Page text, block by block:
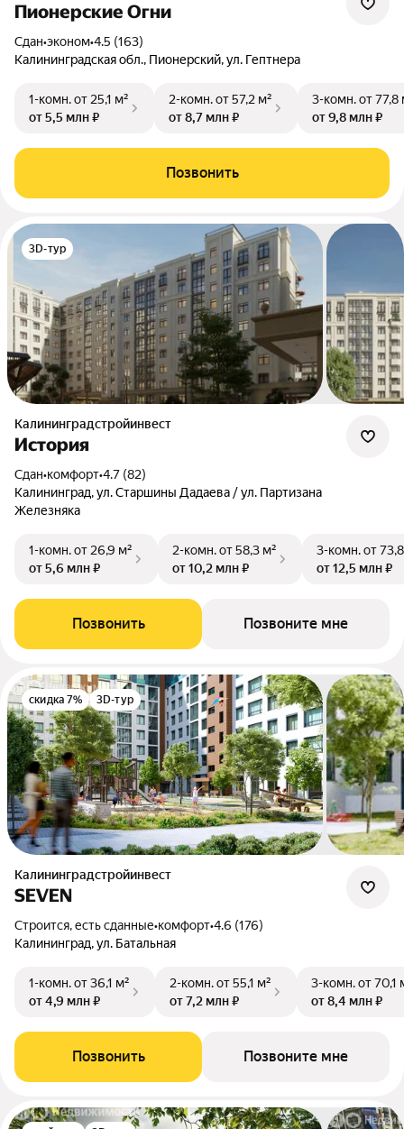
Пионерские Огни
Сдан•эконом•4.5 (163)
Калининградская обл., Пионерский, ул. Гептнера
1-комн.от 25,1 м²
от 5,5 млн ₽
2-комн.от 57,2 м²
от 8,7 млн ₽
3-комн.от 77,8
от 9,8 млн ₽
Позвонить
3D-тур
Калининградстройинвест
История
Сдан•комфорт•4.7 (82)
Калининград, ул. Старшины Дадаева / ул. Партизана
Железняка
1-комн.от 26,9 м²
от 5,6 млн ₽
2-комн.от 58,3 м²
от 10,2 млн ₽
3-комн.от
от 12,5 млн ₽
Позвонить Позвоните мне
скидка 7% 3D-тур
Калининградстройинвест
SEVEN
Строится, есть сданные•комфорт•4.6 (176)
Калининград, ул. Батальная
1-комн.от 36,1 м²
от 4,9 млн ₽
2-комн.от 55,1 м²
от 7,2 млн ₽
3-комн.от 70,1
от 8,4 млн ₽
Позвонить Позвоните мне